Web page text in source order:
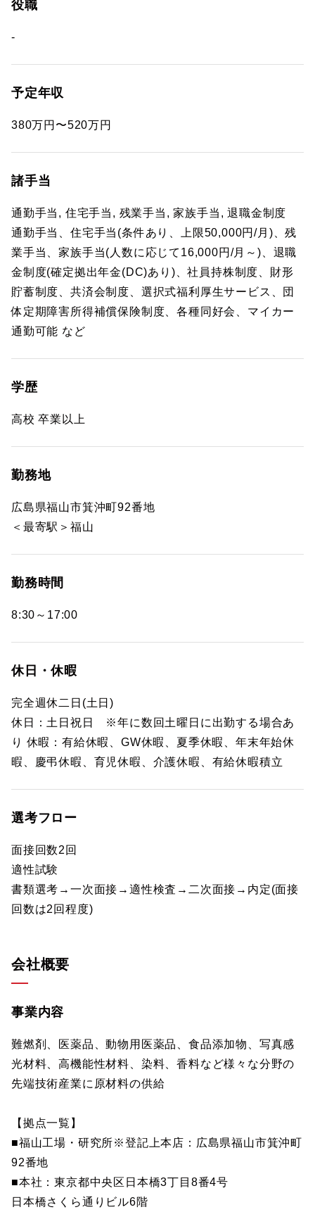
役職
-
予定年収
380万円〜520万円
諸手当
通勤手当, 住宅手当, 残業手当, 家族手当, 退職金制度
通勤手当、住宅手当(条件あり、上限50,000円/月)、残
業手当、家族手当(人数に応じて16,000円/月～)、退職
金制度(確定拠出年金(DC)あり)、社員持株制度、財形
貯蓄制度、共済会制度、選択式福利厚生サービス、団
体定期障害所得補償保険制度、各種同好会、マイカー
通勤可能 など
学歴
高校 卒業以上
勤務地
広島県福山市箕沖町92番地
＜最寄駅＞福山
勤務時間
8:30～17:00
休日・休暇
完全週休二日(土日)
休日：土日祝日 ※年に数回土曜日に出勤する場合あ
り 休暇：有給休暇、GW休暇、夏季休暇、年末年始休
暇、慶弔休暇、育児休暇、介護休暇、有給休暇積立
選考フロー
面接回数2回
適性試験
書類選考→一次面接→適性検査→二次面接→内定(面接
回数は2回程度)
会社概要
事業内容
難燃剤、医薬品、動物用医薬品、食品添加物、写真感
光材料、高機能性材料、染料、香料など様々な分野の
先端技術産業に原材料の供給
【拠点一覧】
■福山工場・研究所※登記上本店：広島県福山市箕沖町
92番地
■本社：東京都中央区日本橋3丁目8番4号
日本橋さくら通りビル6階